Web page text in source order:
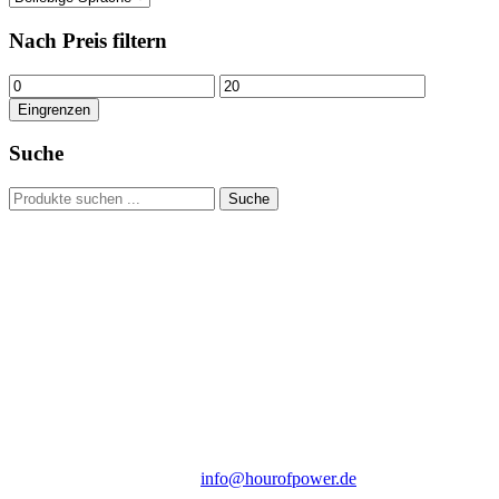
Nach Preis filtern
Min.
Preis
Max.
Preis
Eingrenzen
Suche
Suchen
nach:
Suche
info@hourofpower.de